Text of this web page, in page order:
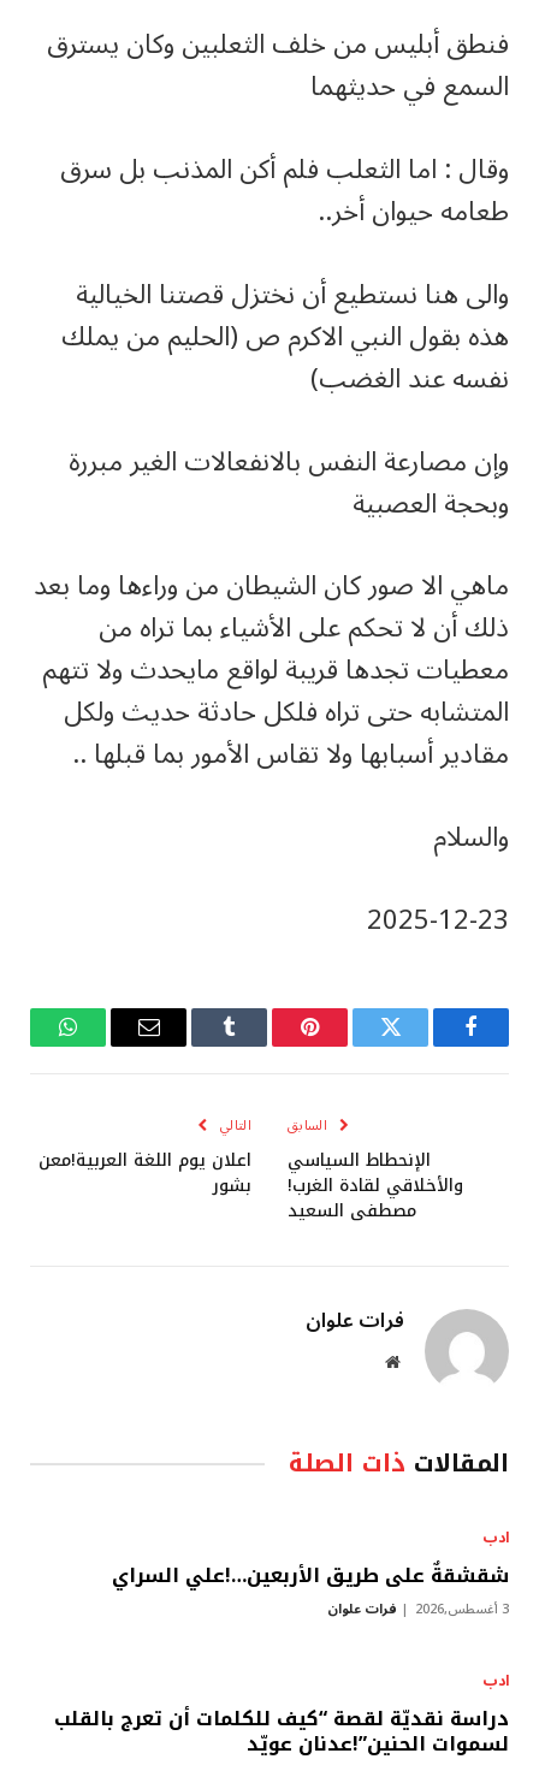
فنطق أبليس من خلف الثعلبين وكان يسترق
السمع في حديثهما
وقال : اما الثعلب فلم أكن المذنب بل سرق
طعامه حيوان أخر..
والى هنا نستطيع أن نختزل قصتنا الخيالية
هذه بقول النبي الاكرم ص (الحليم من يملك
نفسه عند الغضب)
وإن مصارعة النفس بالانفعالات الغير مبررة
وبحجة العصبية
ماهي الا صور كان الشيطان من وراءها وما بعد
ذلك أن لا تحكم على الأشياء بما تراه من
معطيات تجدها قريبة لواقع مايحدث ولا تتهم
المتشابه حتى تراه فلكل حادثة حديث ولكل
مقادير أسبابها ولا تقاس الأمور بما قبلها ..
والسلام
‎2025-‎12-‎23
فيسبوك تويتر بينتيريستTumblr
البريد
واتساب
السابق
الإنحطاط السياسي
والأخلاقي لقادة الغرب!
مصطفى السعيد
التالي
اعلان يوم اللغة العربية!معن
بشور
فرات علوان
موقع
المقالات ذات الصلة
ادب
شقشقةٌ على طريق الأربعين…!علي السراي
3 أغسطس,2026 فرات علوان
ادب
دراسة نقديّة لقصة “كيف للكلمات أن تعرج بالقلب
لسموات الحنين”!عدنان عويّد